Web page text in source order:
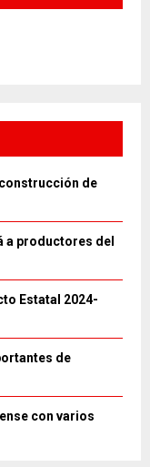
de
a productores del
Estatal 2024-
de
con varios